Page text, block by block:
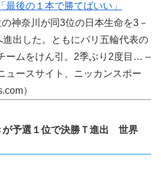
最後の１本で勝てばいい」
神奈川が同3位の日本生命を3－
出した。ともにパリ五輪代表の
ームをけん引。2季ぶり2度目… –
ュースサイト、ニッカンスポー
）
が予選１位で決勝Ｔ進出 世界